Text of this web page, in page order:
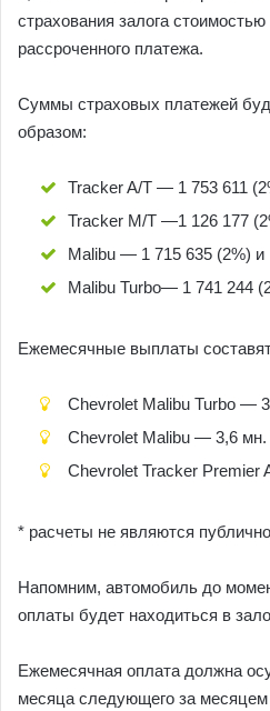
страхования залога
рассроченного платежа.
Суммы страховых платежей
образом:
Tracker A/T — 1 753 611
Tracker M/T —1 126 177
Malibu — 1 715 635 (2%) и
Malibu Turbo— 1 741 244
Ежемесячные выплаты
Chevrolet Malibu Turbo —
Chevrolet Malibu — 3,6 мн.
Chevrolet Tracker Premier
* расчеты не являются
Напомним, автомобиль до
оплаты будет находиться в
Ежемесячная оплата должна
месяца следующего за месяцем